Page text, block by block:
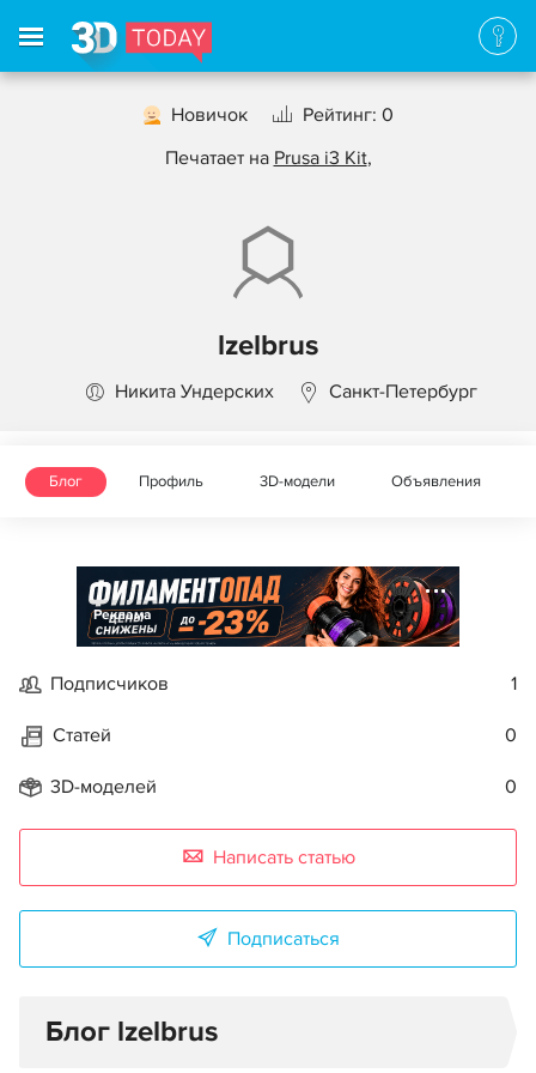
Новичок
Рейтинг: 0
Печатает на Prusa i3 Kit,
lzelbrus
Никита Ундерских Санкт-Петербург
Блог Профиль 3D-модели Объявления
Реклама
Подписчиков 1
Статей 0
3D-моделей 0
Написать статью
Подписаться
Блог lzelbrus